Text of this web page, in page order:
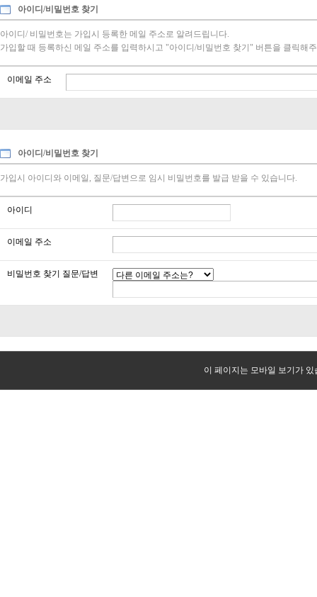
아이디/비밀번호 찾기
아이디/ 비밀번호는 가입시 등록한 메일 주소로 알려드립니다.
가입할 때 등록하신 메일 주소를 입력하시고 "아이디/비밀번호 찾기" 버튼을 클릭해
이메일 주소
아이디/비밀번호 찾기
가입시 아이디와 이메일, 질문/답변으로 임시 비밀번호를 발급 받을 수 있습니다.
아이디
이메일 주소
비밀번호 찾기 질문/답변
이 페이지는 모바일 보기가